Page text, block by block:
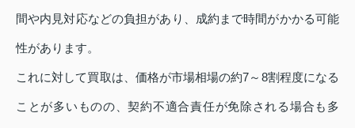
間や内見対応などの負担があり、成約まで時間がかかる可能
性があります。
これに対して買取は、価格が市場相場の約7～8割程度になる
ことが多いものの、契約不適合責任が免除される場合も多